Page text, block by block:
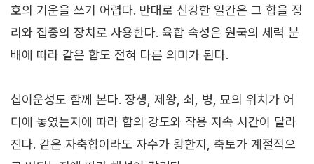
호의 기운을 쓰기 어렵다. 반대로 신강한 일간은 그 합을 정
리와 집중의 장치로 사용한다. 육합 속성은 원국의 세력 분
배에 따라 같은 합도 전혀 다른 의미가 된다.
십이운성도 함께 본다. 장생, 제왕, 쇠, 병, 묘의 위치가 어
디에 놓였는지에 따라 합의 강도와 작용 지속 시간이 달라
진다. 같은 자축합이라도 자수가 왕한지, 축토가 계절적으